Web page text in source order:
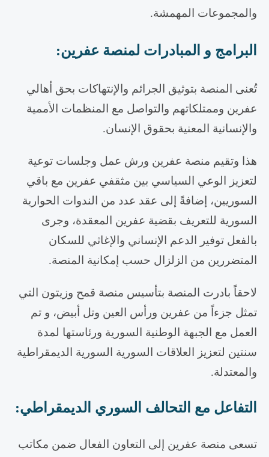
والمجموعات المهمشة.
البرامج و المبادرات لمنصة عفرين:
تُعنى المنصة بتوثيق الجرائم والإنتهاكات بحق أهالي
عفرين وممتلكاتهم والتواصل مع المنظمات الأممية
والإنسانية المعنية بحقوق الإنسان.
هذا وتقيم منصة عفرين ورش عمل وجلسات توعية
لتعزيز الوعي السياسي بين مثقفي عفرين مع باقي
السوريين، إضافةً إلى عقد عدد من الندوات الحوارية
السورية للتعريف بقضية عفرين المعقدة، وجرى
بالفعل توفير الدعم الإنساني والإغاثي للسكان
المتضررين من الزلزال حسب إمكانية المنصة.
لاحقاً بادرت المنصة بتأسيس منصة قمح وزيتون التي
تمثل جزءاً من عفرين ورأس العين وتل أبيض، و تم
العمل مع الجبهة الوطنية السورية ورئاستها لمدة
سنتين لتعزيز العلاقات السورية السورية الديمقراطية
والمعتدلة.
التفاعل مع التحالف السوري الديمقراطي:
تسعى منصة عفرين إلى التعاون الفعال ضمن مكاتب